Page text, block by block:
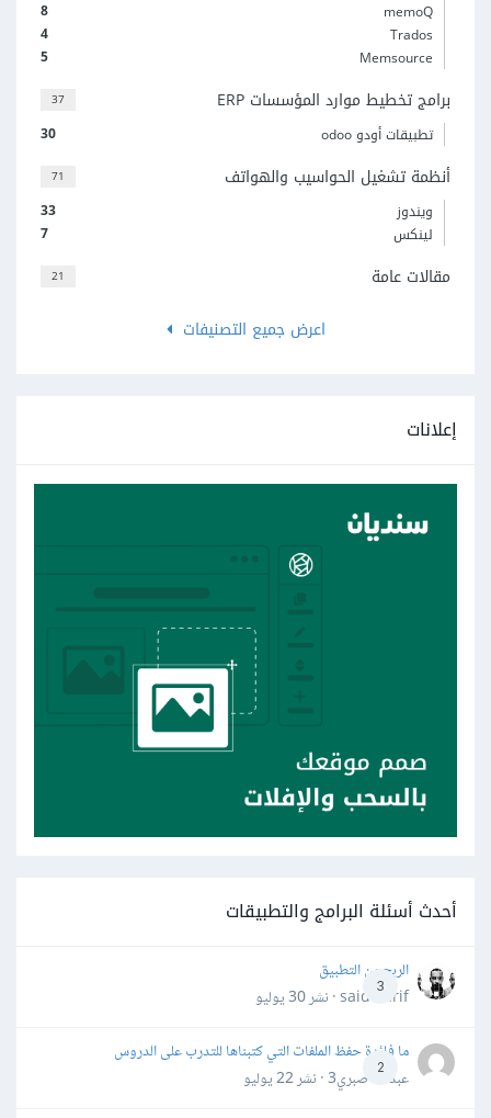
8
memoQ
4
Trados
5
Memsource
37 برامج تخطيط موارد المؤسسات ERP
30 تطبيقات أودو odoo
71 أنظمة تشغيل الحواسيب والهواتف
33
ويندوز
7
لينكس
21
مقالات عامة
اعرض جميع التصنيفات
إعلانات
أحدث أسئلة البرامج والتطبيقات
3
الربح من التطبيق
said darif · نشر
30 يوليو
2
ما فائدة حفظ الملفات التي كتبناها للتدرب على الدروس
عبدالله صبري3 · نشر
22 يوليو